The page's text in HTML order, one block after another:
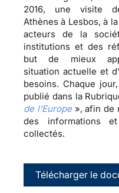
2016, une visite
Athènes à Lesbos, à
acteurs de la
institutions et des
but de mieux
situation actuelle et
besoins. Chaque
publié dans la
de l’Europe», afin de
des informations et
collectés.
Télécharger le